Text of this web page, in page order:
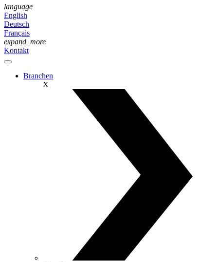
language
English
Deutsch
Français
expand_more
Kontakt
Branchen
X